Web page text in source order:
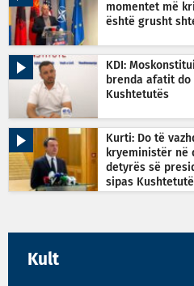
momentet më
është grusht
KDI:
brenda afatit
Kushtetutës
Kurti: Do të
kryeministër në
detyrës së
sipas
Kult